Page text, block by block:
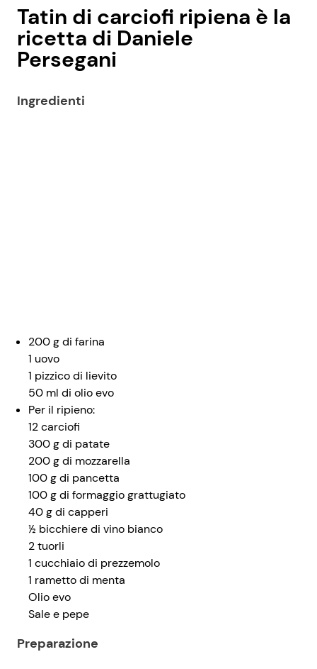
Tatin di carciofi ripiena è la
ricetta di Daniele
Persegani
Ingredienti
200 g di farina
1 uovo
1 pizzico di lievito
50 ml di olio evo
Per il ripieno:
12 carciofi
300 g di patate
200 g di mozzarella
100 g di pancetta
100 g di formaggio grattugiato
40 g di capperi
½ bicchiere di vino bianco
2 tuorli
1 cucchiaio di prezzemolo
1 rametto di menta
Olio evo
Sale e pepe
Preparazione